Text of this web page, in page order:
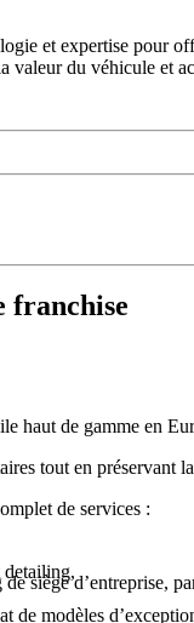
et expertise pour
valeur du véhicule et
franchise
haut de gamme en
tout en préservant
de services :
detailing,
de modèles
siège d’entreprise,